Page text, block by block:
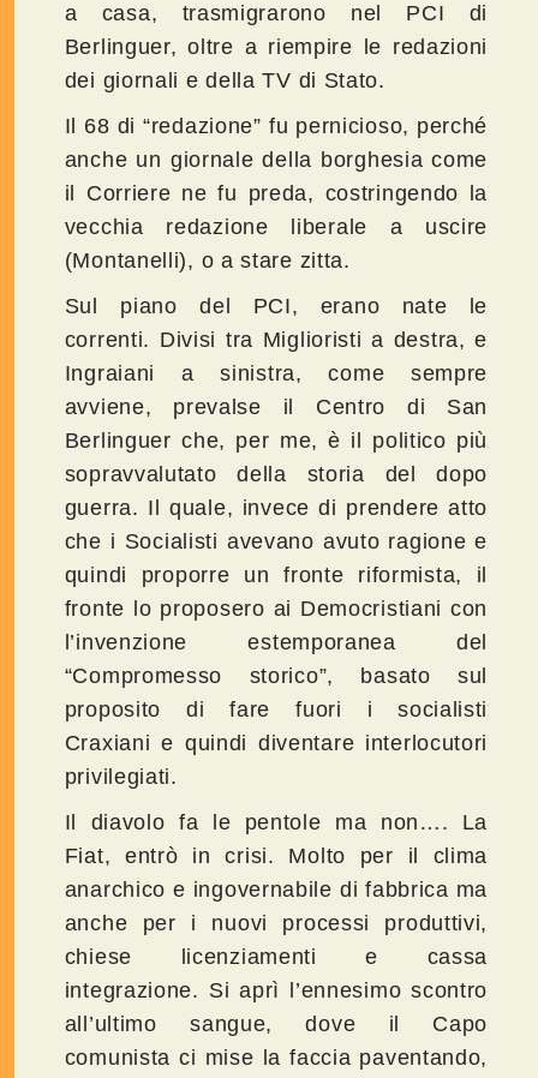
a casa, trasmigrarono nel PCI di
Berlinguer, oltre a riempire le redazioni
dei giornali e della TV di Stato.
Il 68 di “redazione” fu pernicioso, perché
anche un giornale della borghesia come
il Corriere ne fu preda, costringendo la
vecchia redazione liberale a uscire
(Montanelli), o a stare zitta.
Sul piano del PCI, erano nate le
correnti. Divisi tra Miglioristi a destra, e
Ingraiani a sinistra, come sempre
avviene, prevalse il Centro di San
Berlinguer che, per me, è il politico più
sopravvalutato della storia del dopo
guerra. Il quale, invece di prendere atto
che i Socialisti avevano avuto ragione e
quindi proporre un fronte riformista, il
fronte lo proposero ai Democristiani con
l’invenzione estemporanea del
“Compromesso storico”, basato sul
proposito di fare fuori i socialisti
Craxiani e quindi diventare interlocutori
privilegiati.
Il diavolo fa le pentole ma non…. La
Fiat, entrò in crisi. Molto per il clima
anarchico e ingovernabile di fabbrica ma
anche per i nuovi processi produttivi,
chiese licenziamenti e cassa
integrazione. Si aprì l’ennesimo scontro
all’ultimo sangue, dove il Capo
comunista ci mise la faccia paventando,